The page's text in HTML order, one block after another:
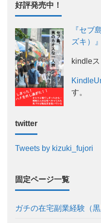
好評発売中！
『セブ
ズキ）』
kindleス
す。
twitter
Tweets by kizuki_fujori
固定ページ一覧
ガチの在宅副業経験（